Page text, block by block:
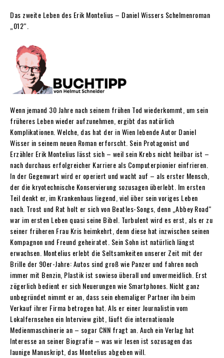
Das zweite Leben des Erik Montelius – Daniel Wissers Schelmenroman
„012“.
Wenn jemand 30 Jahre nach seinem frühen Tod wiederkommt, um sein
früheres Leben wieder aufzunehmen, ergibt das natürlich
Komplikationen. Welche, das hat der in Wien lebende Autor Daniel
Wisser in seinem neuen Roman erforscht. Sein Protagonist und
Erzähler Erik Montelius lässt sich – weil sein Krebs nicht heilbar ist –
nach durchaus erfolgreicher Karriere als Computerpionier einfrieren.
In der Gegenwart wird er operiert und wacht auf – als erster Mensch,
der die kryotechnische Konservierung sozusagen überlebt. Im ersten
Teil denkt er, im Krankenhaus liegend, viel über sein voriges Leben
nach. Trost und Rat holt er sich von Beatles-Songs, denn „Abbey Road“
war im ersten Leben quasi seine Bibel. Turbulent wird es erst, als er zu
seiner früheren Frau Kris heimkehrt, denn diese hat inzwischen seinen
Kompagnon und Freund geheiratet. Sein Sohn ist natürlich längst
erwachsen. Montelius erlebt die Seltsamkeiten unserer Zeit mit der
Brille der 90er-Jahre: Autos sind groß wie Panzer und fahren noch
immer mit Benzin, Plastik ist sowieso überall und unvermeidlich. Erst
zögerlich bedient er sich Neuerungen wie Smartphones. Nicht ganz
unbegründet nimmt er an, dass sein ehemaliger Partner ihn beim
Verkauf ihrer Firma betrogen hat. Als er einer Journalistin vom
Lokalfernsehen ein Interview gibt, läuft die internationale
Medienmaschinerie an – sogar CNN fragt an. Auch ein Verlag hat
Interesse an seiner Biografie – was wir lesen ist sozusagen das
launige Manuskript, das Montelius abgeben will.